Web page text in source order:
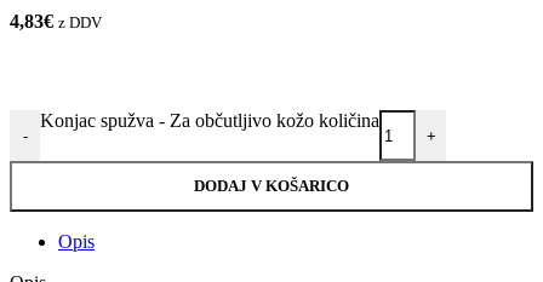
4,83€ z DDV
-
Konjac spužva - Za občutljivo kožo količina
+
DODAJ V KOŠARICO
Opis